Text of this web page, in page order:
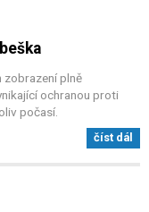
zobrazení plně
ochranou proti
počasí.
číst dál